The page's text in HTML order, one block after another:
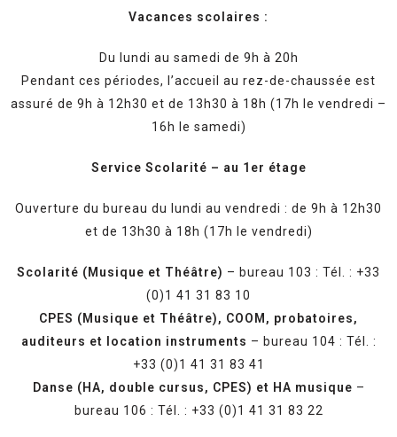
Vacances scolaires :
Du lundi au samedi de 9h à 20h
Pendant ces périodes, l’accueil au rez-de-chaussée est
assuré de 9h à 12h30 et de 13h30 à 18h (17h le vendredi –
16h le samedi)
Service Scolarité – au 1er étage
Ouverture du bureau du lundi au vendredi : de 9h à 12h30
et de 13h30 à 18h (17h le vendredi)
Scolarité (Musique et Théâtre) – bureau 103 : Tél. : +33
(0)1 41 31 83 10
CPES (Musique et Théâtre), COOM, probatoires,
auditeurs et location instruments – bureau 104 : Tél. :
+33 (0)1 41 31 83 41
Danse (HA, double cursus, CPES) et HA musique –
bureau 106 : Tél. : +33 (0)1 41 31 83 22